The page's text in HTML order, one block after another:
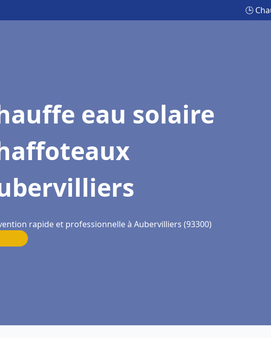
🕒
eau solaire
rapide et professionnelle à Aubervilliers (93300)